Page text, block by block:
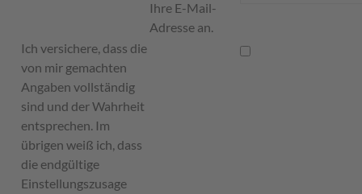
Ich versichere, dass die
von mir gemachten
Angaben vollständig
sind und der Wahrheit
entsprechen. Im
übrigen weiß ich, dass
die endgültige
Einstellungszusage